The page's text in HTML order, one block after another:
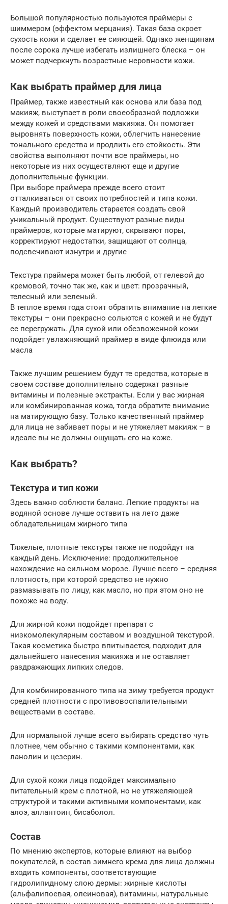
Большой популярностью пользуются праймеры с
шиммером (эффектом мерцания). Такая база скроет
сухость кожи и сделает ее сияющей. Однако женщинам
после сорока лучше избегать излишнего блеска – он
может подчеркнуть возрастные неровности кожи.
Как выбрать праймер для лица
Праймер, также известный как основа или база под
макияж, выступает в роли своеобразной подложки
между кожей и средствами макияжа. Он помогает
выровнять поверхность кожи, облегчить нанесение
тонального средства и продлить его стойкость. Эти
свойства выполняют почти все праймеры, но
некоторые из них осуществляют еще и другие
дополнительные функции.
При выборе праймера прежде всего стоит
отталкиваться от своих потребностей и типа кожи.
Каждый производитель старается создать свой
уникальный продукт. Существуют разные виды
праймеров, которые матируют, скрывают поры,
корректируют недостатки, защищают от солнца,
подсвечивают изнутри и другие
Текстура праймера может быть любой, от гелевой до
кремовой, точно так же, как и цвет: прозрачный,
телесный или зеленый.
В теплое время года стоит обратить внимание на легкие
текстуры – они прекрасно сольются с кожей и не будут
ее перегружать. Для сухой или обезвоженной кожи
подойдет увлажняющий праймер в виде флюида или
масла
Также лучшим решением будут те средства, которые в
своем составе дополнительно содержат разные
витамины и полезные экстракты. Если у вас жирная
или комбинированная кожа, тогда обратите внимание
на матирующую базу. Только качественный праймер
для лица не забивает поры и не утяжеляет макияж – в
идеале вы не должны ощущать его на коже.
Как выбрать?
Текстура и тип кожи
Здесь важно соблюсти баланс. Легкие продукты на
водяной основе лучше оставить на лето даже
обладательницам жирного типа
Тяжелые, плотные текстуры также не подойдут на
каждый день. Исключение: продолжительное
нахождение на сильном морозе. Лучше всего – средняя
плотность, при которой средство не нужно
размазывать по лицу, как масло, но при этом оно не
похоже на воду.
Для жирной кожи подойдет препарат с
низкомолекулярным составом и воздушной текстурой.
Такая косметика быстро впитывается, подходит для
дальнейшего нанесения макияжа и не оставляет
раздражающих липких следов.
Для комбинированного типа на зиму требуется продукт
средней плотности с противовоспалительными
веществами в составе.
Для нормальной лучше всего выбирать средство чуть
плотнее, чем обычно с такими компонентами, как
ланолин и цезерин.
Для сухой кожи лица подойдет максимально
питательный крем с плотной, но не утяжеляющей
структурой и такими активными компонентами, как
алоэ, аллантоин, бисаболол.
Состав
По мнению экспертов, которые влияют на выбор
покупателей, в состав зимнего крема для лица должны
входить компоненты, соответствующие
гидролипидному слою дермы: жирные кислоты
(альфалипоевая, олеиновая), витамины, натуральные